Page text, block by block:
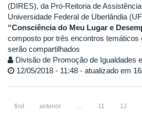
(DIRES), da Pró-Reitoria de
Universidade Federal de Uberlândia
“Consciência do Meu Lugar e
composto por três encontros temáticos
serão compartilhados
Divisão de Promoção de Igualdades
12/05/2018 - 11:48 - atualizado em
first anterior 11 12